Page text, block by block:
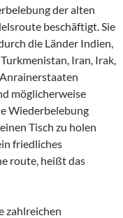
der alten
beschäftigt. Sie
die Länder Indien,
Iran, Irak,
möglicherweise
Wiederbelebung
Tisch zu holen
friedliches
route, heißt das
zahlreichen